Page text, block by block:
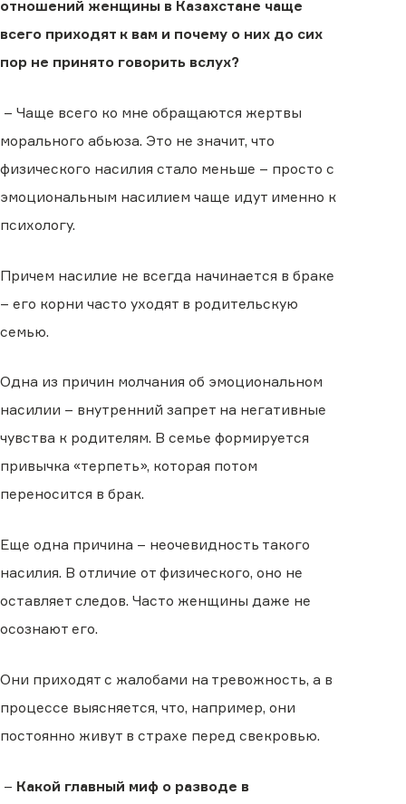
отношений женщины в Казахстане чаще
всего приходят к вам и почему о них до сих
пор не принято говорить вслух?
– Чаще всего ко мне обращаются жертвы
морального абьюза. Это не значит, что
физического насилия стало меньше – просто с
эмоциональным насилием чаще идут именно к
психологу.
Причем насилие не всегда начинается в браке
– его корни часто уходят в родительскую
семью.
Одна из причин молчания об эмоциональном
насилии – внутренний запрет на негативные
чувства к родителям. В семье формируется
привычка «терпеть», которая потом
переносится в брак.
Еще одна причина – неочевидность такого
насилия. В отличие от физического, оно не
оставляет следов. Часто женщины даже не
осознают его.
Они приходят с жалобами на тревожность, а в
процессе выясняется, что, например, они
постоянно живут в страхе перед свекровью.
– Какой главный миф о разводе в